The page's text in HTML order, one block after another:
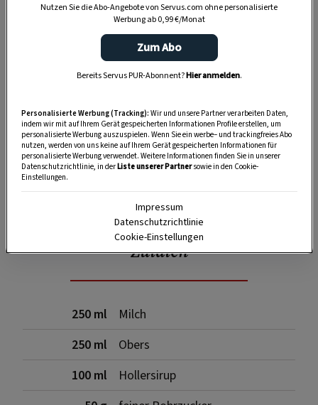
SPEICHERN DRUCKEN
Zutaten
250 ml
Milch
250 ml
Obers
100 ml
Hollersirup
Nutzen Sie die Abo-Angebote von Servus.com ohne personalisierte
Werbung ab 0,99 €/Monat
Zum Abo
Bereits Servus PUR-Abonnent?Hier anmelden.
Personalisierte Werbung (Tracking): Wir und unsere Partner verarbeiten Daten,
indem wir mit auf Ihrem Gerät gespeicherten Informationen Profile erstellen, um
personalisierte Werbung auszuspielen. Wenn Sie ein werbe– und trackingfreies Abo
nutzen, werden von uns keine auf Ihrem Gerät gespeicherten Informationen für
personalisierte Werbung verwendet. Weitere Informationen finden Sie in unserer
Datenschutzrichtlinie, in derListe unserer Partnersowie in den Cookie-
Einstellungen.
Impressum
Datenschutzrichtlinie
Cookie-Einstellungen